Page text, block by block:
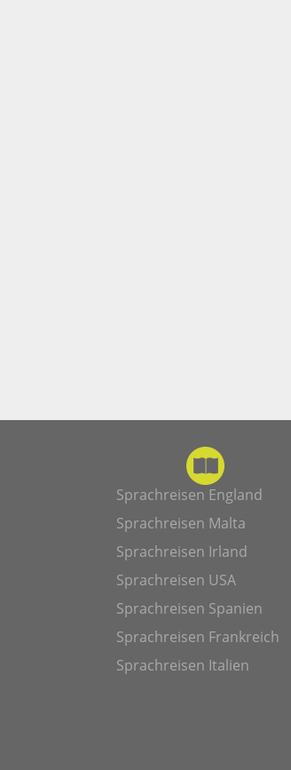
Sprachreisen England
Sprachreisen Malta
Sprachreisen Irland
Sprachreisen USA
Sprachreisen Spanien
Sprachreisen Frankreich
Sprachreisen Italien